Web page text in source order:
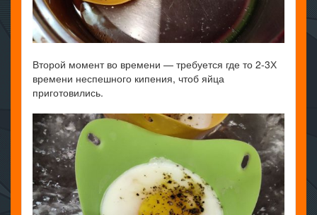
Второй момент во времени — требуется где то 2-3Х
времени неспешного кипения, чтоб яйца
приготовились.